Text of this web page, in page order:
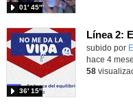
01′ 45″
Línea 2:
Contenido
subido por
36′ 15″
hace 4
58